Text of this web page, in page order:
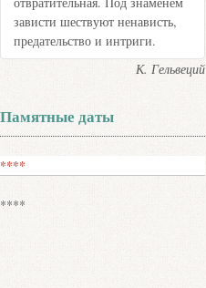
зависти шествуют ненависть,
предательство и интриги.
К. Гельвеций
Памятные даты
****
****